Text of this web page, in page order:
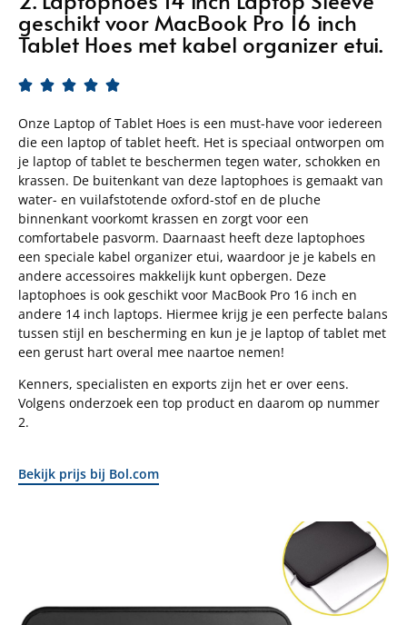
geschikt voor MacBook Pro 16 inch
Tablet Hoes met kabel organizer etui.
    
Onze Laptop of Tablet Hoes is een must-have voor iedereen
die een laptop of tablet heeft. Het is speciaal ontworpen om
je laptop of tablet te beschermen tegen water, schokken en
krassen. De buitenkant van deze laptophoes is gemaakt van
water- en vuilafstotende oxford-stof en de pluche
binnenkant voorkomt krassen en zorgt voor een
comfortabele pasvorm. Daarnaast heeft deze laptophoes
een speciale kabel organizer etui, waardoor je je kabels en
andere accessoires makkelijk kunt opbergen. Deze
laptophoes is ook geschikt voor MacBook Pro 16 inch en
andere 14 inch laptops. Hiermee krijg je een perfecte balans
tussen stijl en bescherming en kun je je laptop of tablet met
een gerust hart overal mee naartoe nemen!
Kenners, specialisten en exports zijn het er over eens.
Volgens onderzoek een top product en daarom op nummer
2.
Bekijk prijs bij Bol.com